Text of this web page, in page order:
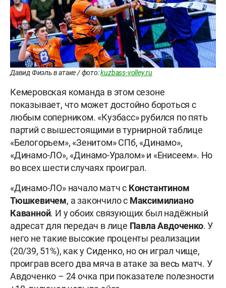
Давид Фиэль в атаке / фото:kuzbass-volley.ru
Кемеровская команда в этом сезоне
показывает, что может достойно бороться с
любым соперником. «Кузбасс» рубился по пять
партий с вышестоящими в турнирной таблице
«Белогорьем», «Зенитом» СПб, «Динамо»,
«Динамо-ЛО», «Динамо-Уралом» и «Енисеем». Но
во всех шести случаях проиграл.
«Динамо-ЛО» начало матч с Константином
Тюшкевичем, а закончило с Максимилиано
Каванной. И у обоих связующих был надёжный
адресат для передач в лице Павла Авдоченко. У
него не такие высокие проценты реализации
(20/39, 51%), как у Сиденко, но он играл чище,
проиграв всего два мяча в атаке за весь матч. У
Авдоченко – 24 очка при показателе полезности